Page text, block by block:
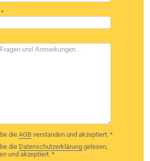
*
dieAGB verstanden und akzeptiert. *
die Datenschutzerklärung gelesen,
und akzeptiert. *